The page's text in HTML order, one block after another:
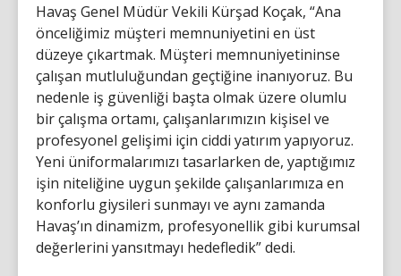
Havaş Genel Müdür Vekili Kürşad Koçak, “Ana
önceliğimiz müşteri memnuniyetini en üst
düzeye çıkartmak. Müşteri memnuniyetininse
çalışan mutluluğundan geçtiğine inanıyoruz. Bu
nedenle iş güvenliği başta olmak üzere olumlu
bir çalışma ortamı, çalışanlarımızın kişisel ve
profesyonel gelişimi için ciddi yatırım yapıyoruz.
Yeni üniformalarımızı tasarlarken de, yaptığımız
işin niteliğine uygun şekilde çalışanlarımıza en
konforlu giysileri sunmayı ve aynı zamanda
Havaş’ın dinamizm, profesyonellik gibi kurumsal
değerlerini yansıtmayı hedefledik” dedi.